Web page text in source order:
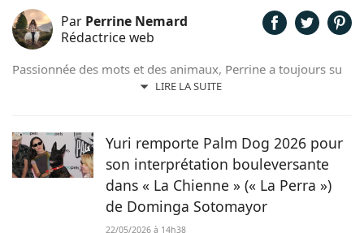
Par Perrine Nemard
Rédactrice web
LIRE LA SUITE
Passionnée des mots et des animaux, Perrine a toujours su
qu'elle était destinée à travailler en lien avec ces derniers.
poussée à se lancer dans la photographie canine.
Yuri remporte Palm Dog 2026 pour
son interprétation bouleversante
dans « La Chienne » (« La Perra »)
de Dominga Sotomayor
22/05/2026 à 14h38